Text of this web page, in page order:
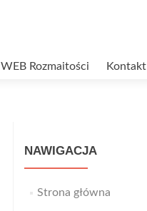
WEB Rozmaitości Kontakt
NAWIGACJA
Strona główna